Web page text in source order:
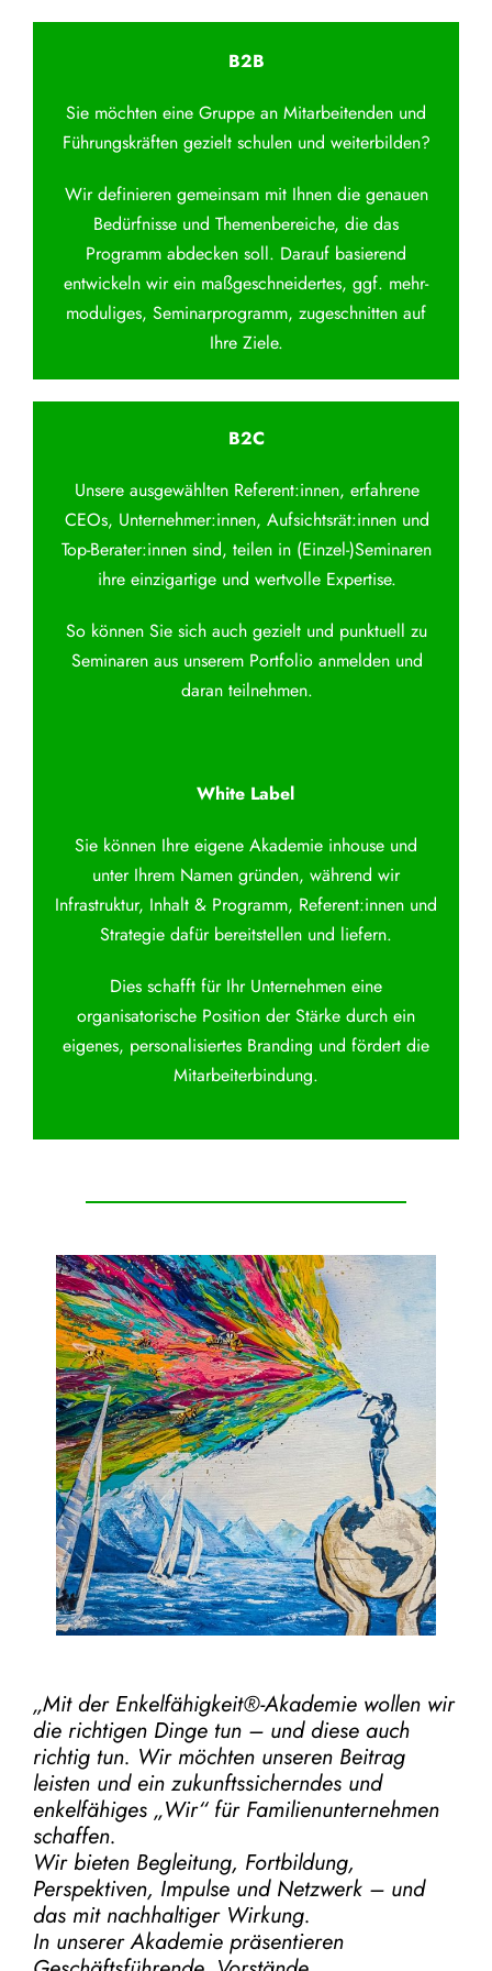
B2B
Sie möchten eine Gruppe an Mitarbeitenden und
Führungskräften gezielt schulen und weiterbilden?
Wir definieren gemeinsam mit Ihnen die genauen
Bedürfnisse und Themenbereiche, die das
Programm abdecken soll. Darauf basierend
entwickeln wir ein maßgeschneidertes, ggf. mehr-
moduliges, Seminarprogramm, zugeschnitten auf
Ihre Ziele.
B2C
Unsere ausgewählten Referent:innen, erfahrene
CEOs, Unternehmer:innen, Aufsichtsrät:innen und
Top-Berater:innen sind, teilen in (Einzel-)Seminaren
ihre einzigartige und wertvolle Expertise.
So können Sie sich auch gezielt und punktuell zu
Seminaren aus unserem Portfolio anmelden und
daran teilnehmen.
White Label
Sie können Ihre eigene Akademie inhouse und
unter Ihrem Namen gründen, während wir
Infrastruktur, Inhalt & Programm, Referent:innen und
Strategie dafür bereitstellen und liefern.
Dies schafft für Ihr Unternehmen eine
organisatorische Position der Stärke durch ein
eigenes, personalisiertes Branding und fördert die
Mitarbeiterbindung.
„Mit der Enkelfähigkeit®-Akademiewollen wir
die richtigen Dinge tun – und diese auch
richtig tun. Wir möchten unseren Beitrag
leisten und ein zukunftssicherndes und
enkelfähiges „Wir“ für Familienunternehmen
schaffen.
Wir bieten Begleitung, Fortbildung,
Perspektiven, Impulse und Netzwerk – und
das mit nachhaltiger Wirkung.
In unserer Akademie präsentieren